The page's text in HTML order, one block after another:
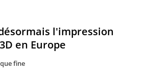
l'impression
en Europe
fine